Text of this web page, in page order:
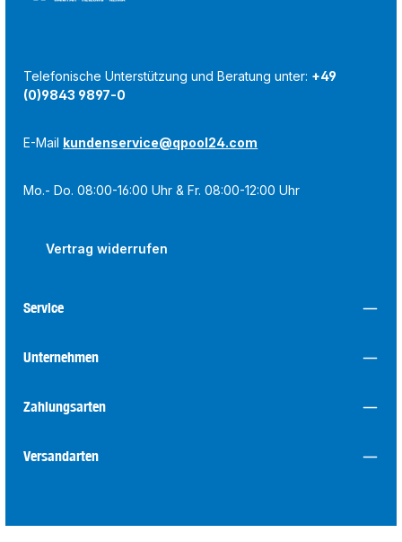
Telefonische Unterstützung und Beratung unter: +49
(0)9843 9897-0
E-Mail kundenservice@qpool24.com
Mo.- Do. 08:00-16:00 Uhr & Fr. 08:00-12:00 Uhr
Vertrag widerrufen
Service
Unternehmen
Zahlungsarten
Versandarten